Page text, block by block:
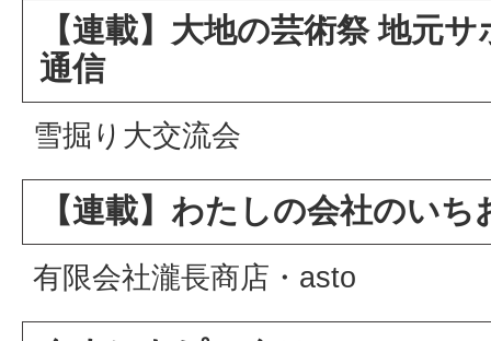
【連載】大地の芸術祭 地元
通信
雪掘り大交流会
【連載】わたしの会社のい
有限会社瀧長商店・asto